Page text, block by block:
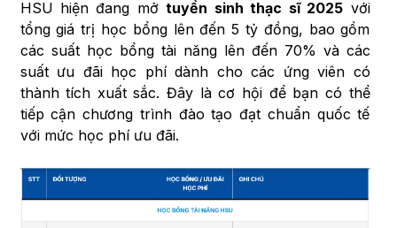
HSU hiện đang mởtuyển sinh thạc sĩ 2025 với
tổng giá trị học bổng lên đến 5 tỷ đồng, bao gồm
các suất học bổng tài năng lên đến 70% và các
suất ưu đãi học phí dành cho các ứng viên có
thành tích xuất sắc. Đây là cơ hội để bạn có thể
tiếp cận chương trình đào tạo đạt chuẩn quốc tế
với mức học phí ưu đãi.